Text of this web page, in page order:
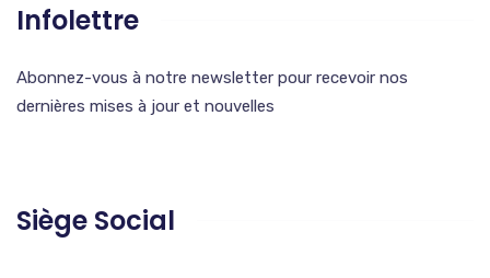
Infolettre
Abonnez-vous à notre newsletter pour recevoir nos
dernières mises à jour et nouvelles
Siège Social